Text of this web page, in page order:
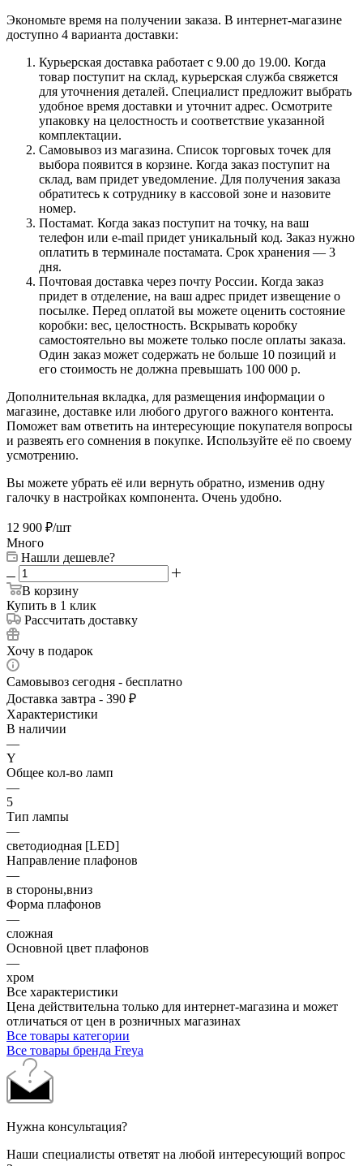
Экономьте время на получении заказа. В интернет-магазине
доступно 4 варианта доставки:
Курьерская доставка работает с 9.00 до 19.00. Когда
товар поступит на склад, курьерская служба свяжется
для уточнения деталей. Специалист предложит выбрать
удобное время доставки и уточнит адрес. Осмотрите
упаковку на целостность и соответствие указанной
комплектации.
Самовывоз из магазина. Список торговых точек для
выбора появится в корзине. Когда заказ поступит на
склад, вам придет уведомление. Для получения заказа
обратитесь к сотруднику в кассовой зоне и назовите
номер.
Постамат. Когда заказ поступит на точку, на ваш
телефон или e-mail придет уникальный код. Заказ нужно
оплатить в терминале постамата. Срок хранения — 3
дня.
Почтовая доставка через почту России. Когда заказ
придет в отделение, на ваш адрес придет извещение о
посылке. Перед оплатой вы можете оценить состояние
коробки: вес, целостность. Вскрывать коробку
самостоятельно вы можете только после оплаты заказа.
Один заказ может содержать не больше 10 позиций и
его стоимость не должна превышать 100 000 р.
Дополнительная вкладка, для размещения информации о
магазине, доставке или любого другого важного контента.
Поможет вам ответить на интересующие покупателя вопросы
и развеять его сомнения в покупке. Используйте её по своему
усмотрению.
Вы можете убрать её или вернуть обратно, изменив одну
галочку в настройках компонента. Очень удобно.
12 900 ₽/шт
Много
Нашли дешевле?
В корзину
Купить в 1 клик
Рассчитать доставку
Хочу в подарок
Самовывоз сегодня - бесплатно
Доставка завтра - 390 ₽
Характеристики
В наличии
—
Y
Общее кол-во ламп
—
5
Тип лампы
—
светодиодная [LED]
Направление плафонов
—
в стороны,вниз
Форма плафонов
—
сложная
Основной цвет плафонов
—
хром
Все характеристики
Цена действительна только для интернет-магазина и может
отличаться от цен в розничных магазинах
Все товары категории
Все товары бренда Freya
Нужна консультация?
Наши специалисты ответят на любой интересующий вопрос